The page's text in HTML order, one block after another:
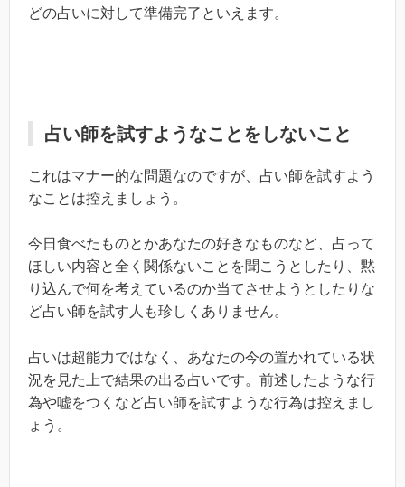
どの占いに対して準備完了といえます。
占い師を試すようなことをしないこと
これはマナー的な問題なのですが、占い師を試すよう
なことは控えましょう。
今日食べたものとかあなたの好きなものなど、占って
ほしい内容と全く関係ないことを聞こうとしたり、黙
り込んで何を考えているのか当てさせようとしたりな
ど占い師を試す人も珍しくありません。
占いは超能力ではなく、あなたの今の置かれている状
況を見た上で結果の出る占いです。前述したような行
為や嘘をつくなど占い師を試すような行為は控えまし
ょう。